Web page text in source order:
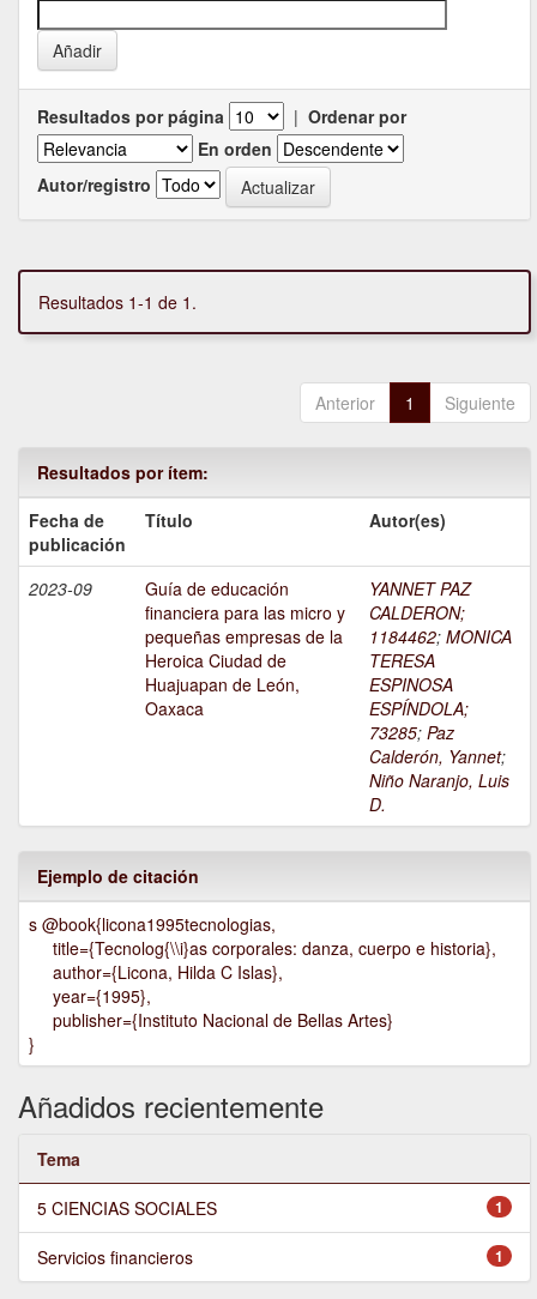
Resultados por página | Ordenar por
En orden
Autor/registro
Resultados 1-1 de 1.
Anterior 1 Siguiente
Resultados por ítem:
Fecha de
publicación
Título Autor(es)
2023-09
Guía de educación
financiera para las micro y
pequeñas empresas de la
Heroica Ciudad de
Huajuapan de León,
Oaxaca
YANNET PAZ
CALDERON;
1184462; MONICA
TERESA
ESPINOSA
ESPÍNDOLA;
73285; Paz
Calderón, Yannet;
Niño Naranjo, Luis
D.
Ejemplo de citación
s @book{licona1995tecnologias,
title={Tecnolog{\\i}as corporales: danza, cuerpo e historia},
author={Licona, Hilda C Islas},
year={1995},
publisher={Instituto Nacional de Bellas Artes}
}
Añadidos recientemente
Tema
1
5 CIENCIAS SOCIALES
1
Servicios financieros